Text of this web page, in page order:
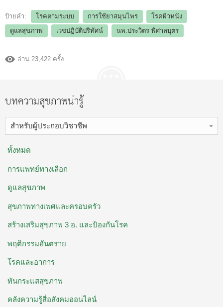
ป้ายคำ: โรคตามระบบ การใช้ยาสมุนไพร
โรคผิวหนัง
ดูแลสุขภาพ
เวชปฏิบัติปริทัศน์ นพ.ประวิตร พิศาลบุตร
อ่าน 23,422 ครั้ง
บทความสุขภาพน่ารู้
สำหรับผู้ประกอบวิชาชีพ
ทั้งหมด
การแพทย์ทางเลือก
ดูแลสุขภาพ
สุขภาพทางเพศและครอบครัว
สร้างเสริมสุขภาพ 3 อ. ​และป้องกันโรค
พฤติกรรมอันตราย
โรคและอาการ
ทันกระแสสุขภาพ
คลังความรู้สื่อสังคมออนไลน์